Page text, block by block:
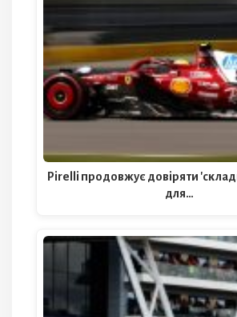
Pirelli продовжує довіряти
для…